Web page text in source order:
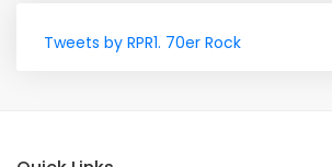
Tweets by RPR1. 70er Rock